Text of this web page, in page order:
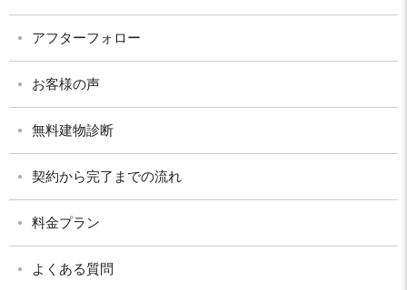
アフターフォロー
お客様の声
無料建物診断
契約から完了までの流れ
料金プラン
よくある質問